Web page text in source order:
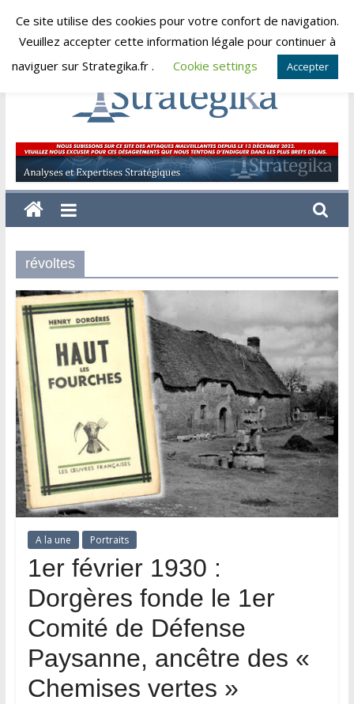
Skip
lundi, août 10, 2026
Strategika
Expertise
et
Analyses
révoltes
A la une Portraits
1er février 1930 :
Dorgères fonde le 1er
Comité de Défense
Paysanne, ancêtre des «
Chemises vertes »
Ce site utilise des cookies pour votre confort de navigation.
Veuillez accepter cette information légale pour continuer à
naviguer sur Strategika.fr .
Cookie settings Accepter